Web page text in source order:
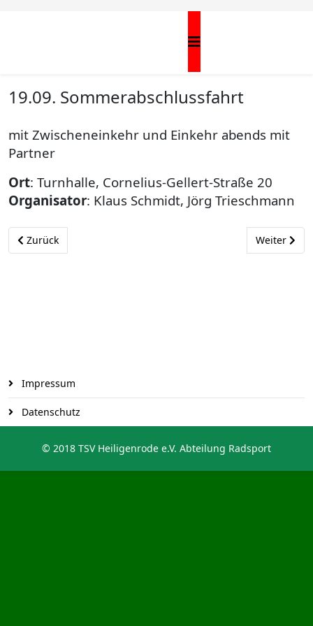
19.09. Sommerabschlussfahrt
mit Zwischeneinkehr und Einkehr abends mit
Partner
Ort: Turnhalle, Cornelius-Gellert-Straße 20
Organisator: Klaus Schmidt, Jörg Trieschmann
Vorheriger Beitrag: 05./06.09. Trial Hessencup in Melsungen
Zurück Nächster
Weiter
Impressum
Datenschutz
© 2018 TSV Heiligenrode e.V. Abteilung Radsport